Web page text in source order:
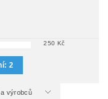
250 Kč
2
výrobců